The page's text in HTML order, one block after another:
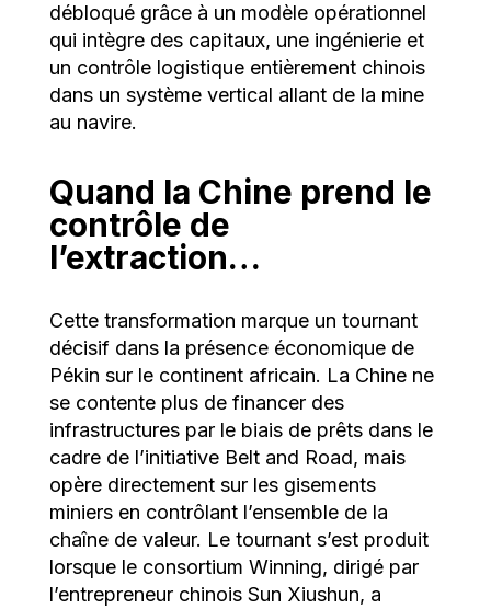
débloqué grâce à un modèle opérationnel
qui intègre des capitaux, une ingénierie et
un contrôle logistique entièrement chinois
dans un système vertical allant de la mine
au navire.
Quand la Chine prend le
contrôle de
l’extraction…
Cette transformation marque un tournant
décisif dans la présence économique de
Pékin sur le continent africain. La Chine ne
se contente plus de financer des
infrastructures par le biais de prêts dans le
cadre de l’initiative Belt and Road, mais
opère directement sur les gisements
miniers en contrôlant l’ensemble de la
chaîne de valeur. Le tournant s’est produit
lorsque le consortium Winning, dirigé par
l’entrepreneur chinois Sun Xiushun, a